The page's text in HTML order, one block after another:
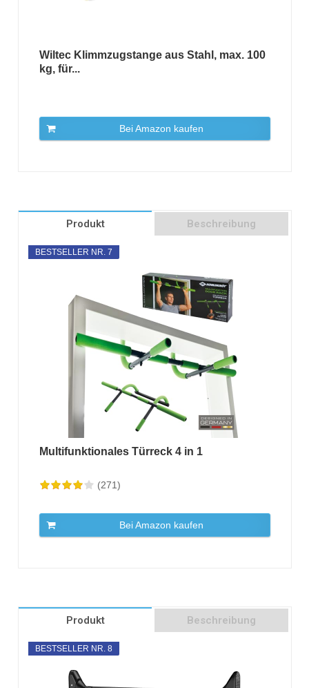
Wiltec Klimmzugstange aus Stahl, max. 100
kg, für...
Bei Amazon kaufen
Produkt Beschreibung
BESTSELLER NR. 7
Multifunktionales Türreck 4 in 1
(271)
Bei Amazon kaufen
Produkt Beschreibung
BESTSELLER NR. 8